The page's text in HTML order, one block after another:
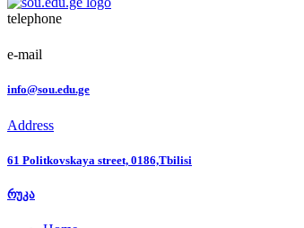
telephone
e-mail
info@sou.edu.ge
Address
61 Politkovskaya street, 0186,Tbilisi
რუკა